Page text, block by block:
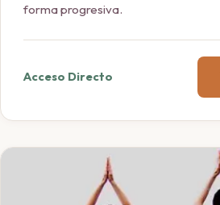
forma progresiva.
Acceso Directo